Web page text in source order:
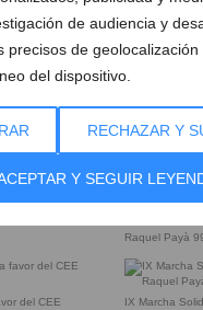
de audiencia y
precisos de
del dispositivo.
RECHAZAR Y
Y SEGUIR
del CEE
Raquel Payà 95
Raquel Payà
del CEE
IX Marcha